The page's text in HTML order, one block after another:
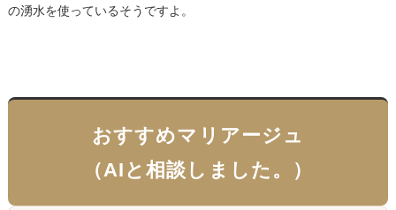
の湧水を使っているそうですよ。
おすすめマリアージュ
（AIと相談しました。）